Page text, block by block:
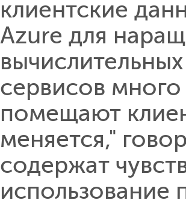
клиентские
Azure для
сервисов
помещают
меняется,"
содержат
использование